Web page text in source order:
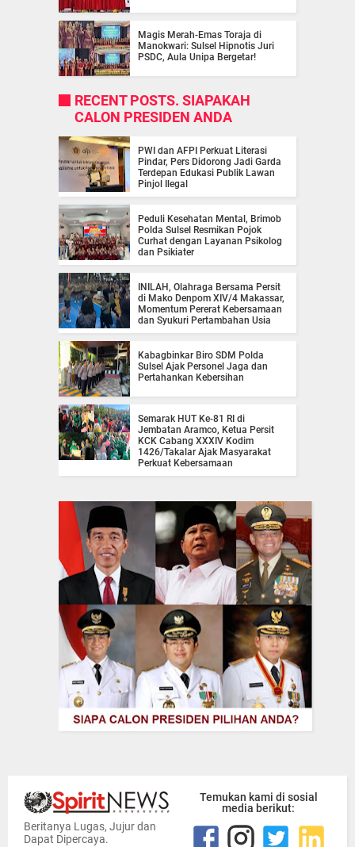
Magis Merah-Emas Toraja di
Manokwari: Sulsel Hipnotis Juri
PSDC, Aula Unipa Bergetar!
RECENT POSTS. SIAPAKAH
CALON PRESIDEN ANDA
PWI dan AFPI Perkuat Literasi
Pindar, Pers Didorong Jadi Garda
Terdepan Edukasi Publik Lawan
Pinjol Ilegal
Peduli Kesehatan Mental, Brimob
Polda Sulsel Resmikan Pojok
Curhat dengan Layanan Psikolog
dan Psikiater
INILAH, Olahraga Bersama Persit
di Mako Denpom XIV/4 Makassar,
Momentum Pererat Kebersamaan
dan Syukuri Pertambahan Usia
Kabagbinkar Biro SDM Polda
Sulsel Ajak Personel Jaga dan
Pertahankan Kebersihan
Semarak HUT Ke-81 RI di
Jembatan Aramco, Ketua Persit
KCK Cabang XXXIV Kodim
1426/Takalar Ajak Masyarakat
Perkuat Kebersamaan
Beritanya Lugas, Jujur dan
Dapat Dipercaya.
Temukan kami di sosial
media berikut: